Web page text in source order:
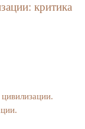
критика